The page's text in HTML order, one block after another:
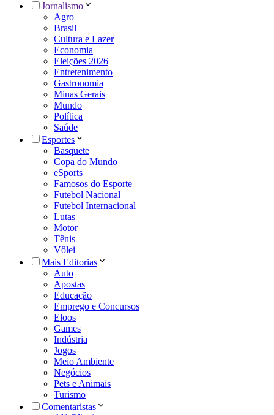
Jornalismo
Agro
Brasil
Cultura e Lazer
Economia
Eleições 2026
Entretenimento
Gastronomia
Minas Gerais
Mundo
Política
Saúde
Esportes
Basquete
Copa do Mundo
eSports
Famosos do Esporte
Futebol Nacional
Futebol Internacional
Lutas
Motor
Tênis
Vôlei
Mais Editorias
Auto
Apostas
Educação
Emprego e Concursos
Eloos
Games
Indústria
Jogos
Meio Ambiente
Negócios
Pets e Animais
Turismo
Comentaristas